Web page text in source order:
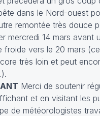
dans le Nord-ouest
remontée très douce
mercredi 14 mars avant
froide vers le 20 mars
très loin et peut
Merci de soutenir
et en visitant les
de météorologistes